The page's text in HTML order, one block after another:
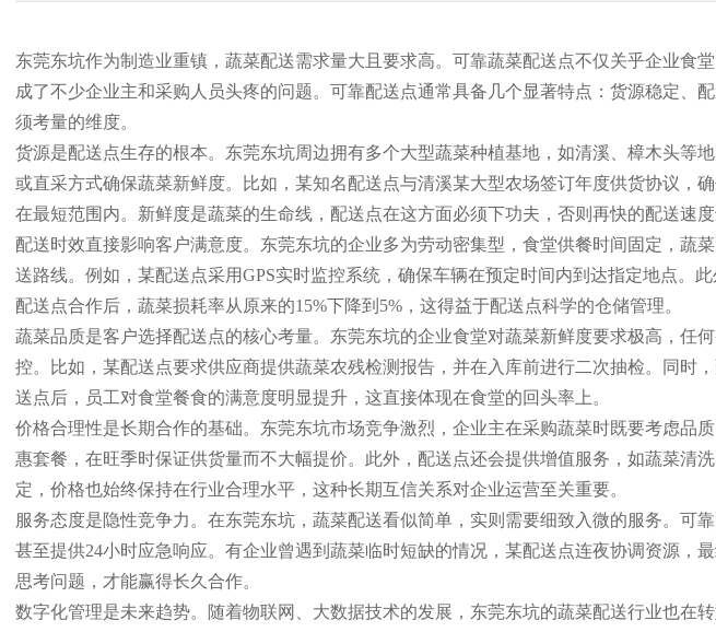
东莞东坑作为制造业重镇，蔬菜配送需求量大且要求高。可靠蔬菜配送点不仅关乎企业
成了不少企业主和采购人员头疼的问题。可靠配送点通常具备几个显著特点：货源稳定
须考量的维度。
货源是配送点生存的根本。东莞东坑周边拥有多个大型蔬菜种植基地，如清溪、樟木头
或直采方式确保蔬菜新鲜度。比如，某知名配送点与清溪某大型农场签订年度供货协议
在最短范围内。新鲜度是蔬菜的生命线，配送点在这方面必须下功夫，否则再快的配送速度
配送时效直接影响客户满意度。东莞东坑的企业多为劳动密集型，食堂供餐时间固定，
送路线。例如，某配送点采用GPS实时监控系统，确保车辆在预定时间内到达指定地点
配送点合作后，蔬菜损耗率从原来的15%下降到5%，这得益于配送点科学的仓储管理。
蔬菜品质是客户选择配送点的核心考量。东莞东坑的企业食堂对蔬菜新鲜度要求极高，
控。比如，某配送点要求供应商提供蔬菜农残检测报告，并在入库前进行二次抽检。同
送点后，员工对食堂餐食的满意度明显提升，这直接体现在食堂的回头率上。
价格合理性是长期合作的基础。东莞东坑市场竞争激烈，企业主在采购蔬菜时既要考虑
惠套餐，在旺季时保证供货量而不大幅提价。此外，配送点还会提供增值服务，如蔬菜
定，价格也始终保持在行业合理水平，这种长期互信关系对企业运营至关重要。
服务态度是隐性竞争力。在东莞东坑，蔬菜配送看似简单，实则需要细致入微的服务。
甚至提供24小时应急响应。有企业曾遇到蔬菜临时短缺的情况，某配送点连夜协调资源
思考问题，才能赢得长久合作。
数字化管理是未来趋势。随着物联网、大数据技术的发展，东莞东坑的蔬菜配送行业也